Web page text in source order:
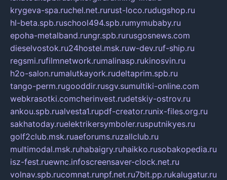
krygeva-spa.ruchel.net.rurust-loco.rudugshop.ru
hl-beta.spb.ruschool494.spb.rumymubaby.ru
epoha-metalband.rungr.spb.rurusgosnews.com
dieselvostok.ru24hostel.msk.ruw-dev.ruf-ship.ru
regsmi.rufilmnetwork.rumalinasp.rukinosvin.ru
h2o-salon.rumalutkayork.rudeltaprim.spb.ru
tango-perm.rugooddir.rusgv.sumultiki-online.com
webkrasotki.comcherinvest.rudetskiy-ostrov.ru
ankou.spb.rualvesta1.rupdf-creator.runix-files.org.ru
sakhatoday.ruelektrikersymboler.rusputnikyes.ru
golf2club.msk.ruaeforums.ruzallclub.ru
multimodal.msk.ruhabaigry.ruhaikko.rusobakopedia.ru
isz-fest.ruewnc.infoscreensaver-clock.net.ru
volnav.spb.rucomnat.runpf.net.ru7bit.pp.rukalugatur.ru